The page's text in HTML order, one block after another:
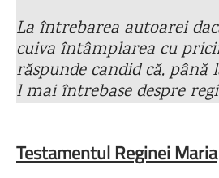
La întrebarea autoarei
cuiva întâmplarea cu
răspunde candid că,
l mai întrebase despre
Testamentul Reginei Maria